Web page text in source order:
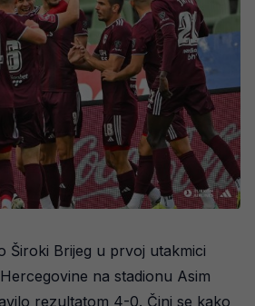
Široki Brijeg u prvoj utakmici
na stadionu Asim
rezultatom 4-0. Čini se kako